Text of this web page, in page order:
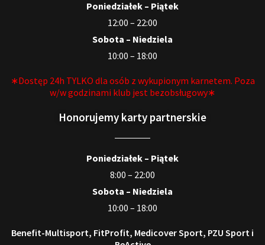
Poniedziałek – Piątek
12:00 – 22:00
Sobota – Niedziela
10:00 – 18:00
∗Dostęp 24h TYLKO dla osób z wykupionym karnetem. Poza
w/w godzinami klub jest bezobsługowy∗
Honorujemy karty partnerskie
Poniedziałek – Piątek
8:00 – 22:00
Sobota – Niedziela
10:00 – 18:00
Benefit-Multisport, FitProfit, Medicover Sport, PZU Sport i